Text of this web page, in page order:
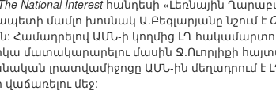
National İnterestհանդեսի «Լեռնային
մամլո խոսնակ Ա.Բեգլարյանը նշում է
Համադրելով ԱՄՆ-ի կողմից ԼՂ
մատակարարելու մասին Ջ.Ուորլիքի
լրատվամիջոցը ԱՄՆ-ին մեղադրում է
մեջ: